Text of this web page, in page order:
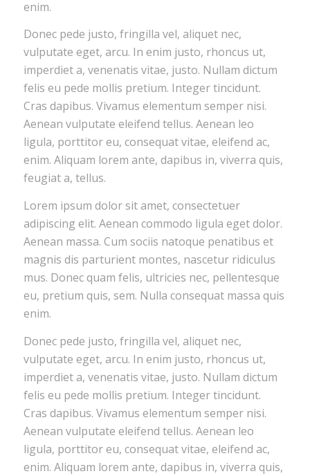
enim.
Donec pede justo, fringilla vel, aliquet nec,
vulputate eget, arcu. In enim justo, rhoncus ut,
imperdiet a, venenatis vitae, justo. Nullam dictum
felis eu pede mollis pretium. Integer tincidunt.
Cras dapibus. Vivamus elementum semper nisi.
Aenean vulputate eleifend tellus. Aenean leo
ligula, porttitor eu, consequat vitae, eleifend ac,
enim. Aliquam lorem ante, dapibus in, viverra quis,
feugiat a, tellus.
Lorem ipsum dolor sit amet, consectetuer
adipiscing elit. Aenean commodo ligula eget dolor.
Aenean massa. Cum sociis natoque penatibus et
magnis dis parturient montes, nascetur ridiculus
mus. Donec quam felis, ultricies nec, pellentesque
eu, pretium quis, sem. Nulla consequat massa quis
enim.
Donec pede justo, fringilla vel, aliquet nec,
vulputate eget, arcu. In enim justo, rhoncus ut,
imperdiet a, venenatis vitae, justo. Nullam dictum
felis eu pede mollis pretium. Integer tincidunt.
Cras dapibus. Vivamus elementum semper nisi.
Aenean vulputate eleifend tellus. Aenean leo
ligula, porttitor eu, consequat vitae, eleifend ac,
enim. Aliquam lorem ante, dapibus in, viverra quis,